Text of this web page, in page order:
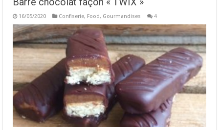
16/05/2020 Confiserie, Food, Gourmandises 4